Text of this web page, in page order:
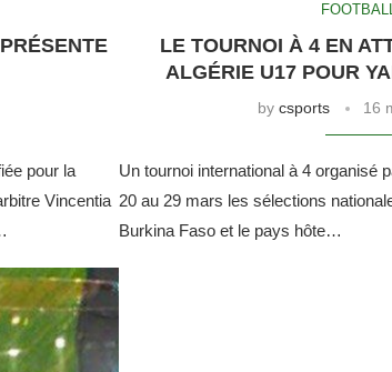
pour la
Vincentia
LE TOURNOI À 4 EN
ALGÉRIE U17 POUR
by csports 16
Un tournoi international à 4 organisé
20 au 29 mars les sélections
Burkina Faso et le pays hôte…